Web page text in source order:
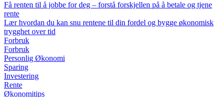
Få renten til å jobbe for deg – forstå forskjellen på å betale og tjene
rente
Lær hvordan du kan snu rentene til din fordel og bygge økonomisk
trygghet over tid
Forbruk
Forbruk
Personlig Økonomi
Sparing
Investering
Rente
Økonomitips